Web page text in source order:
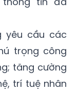
yêu cầu các
trọng công
tăng cường
trí tuệ nhân